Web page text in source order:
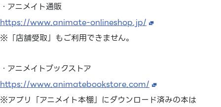
・アニメイト通販
https://www.animate-onlineshop.jp/
※「店舗受取」もご利用できません。
・アニメイトブックストア
https://www.animatebookstore.com/
※アプリ「アニメイト本棚」にダウンロード済みの本は